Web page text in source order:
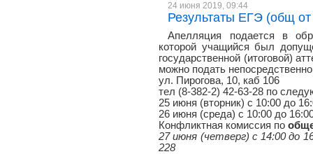
24 июня 2019, 09:44
Результаты ЕГЭ (общ
Апелляция подается в
которой учащийся был
государственной (итоговой)
можно подать
ул. Пирогова, 10, каб 106
тел (8-382-2) 42-63-28 по
25 июня (вторник) с 10:00 до
26 июня (среда) с 10:00 до
Конфликтная комиссия по
27 июня (четверг) с 14:00 до
228